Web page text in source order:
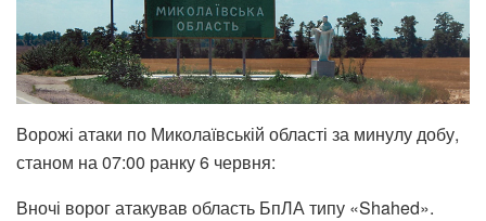
Ворожі атаки по Миколаївській області за минулу добу,
станом на 07:00 ранку 6 червня:
Вночі ворог атакував область БпЛА типу «Shahed».